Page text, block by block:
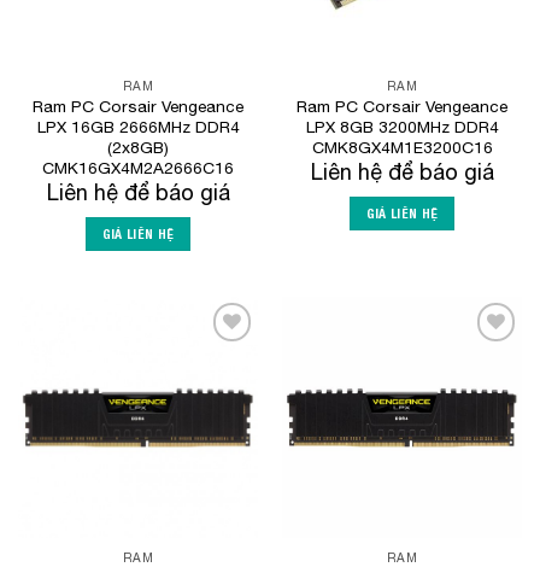
RAM
Ram PC Corsair Vengeance
LPX 16GB 2666MHz DDR4
(2x8GB)
CMK16GX4M2A2666C16
Liên hệ để báo giá
GIÁ LIÊN HỆ
RAM
Ram PC Corsair Vengeance
LPX 8GB 3200MHz DDR4
CMK8GX4M1E3200C16
Liên hệ để báo giá
GIÁ LIÊN HỆ
RAM RAM